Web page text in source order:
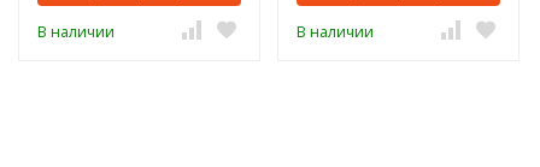
В наличии В наличии